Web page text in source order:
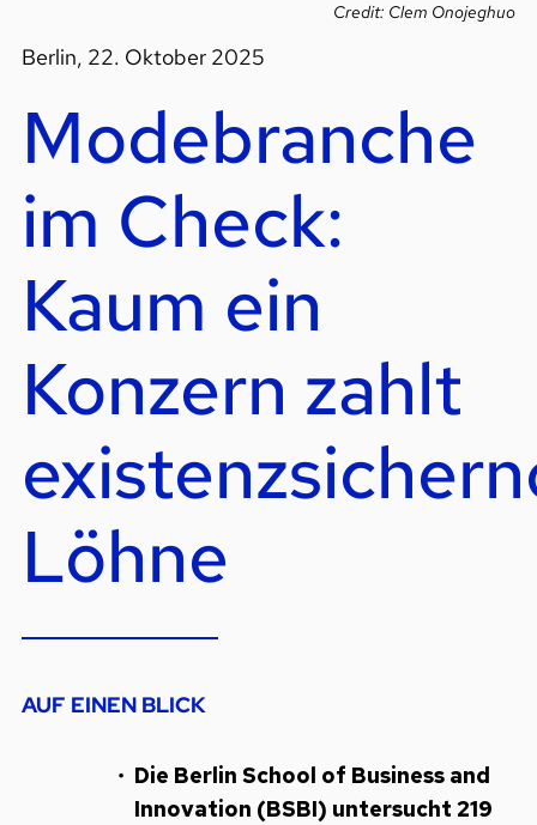
Credit: Clem Onojeghuo
Berlin, 22. Oktober 2025
Modebranche
im Check:
Kaum ein
Konzern zahlt
Löhne
AUF EINEN BLICK
Die Berlin School of Business and
Innovation (BSBI) untersucht 219